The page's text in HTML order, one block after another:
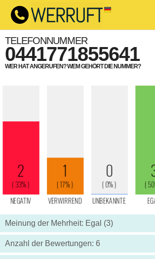
TELEFONNUMMER
0441771855641
WER HAT ANGERUFEN? WEM GEHÖRT DIE NUMMER?
Meinung der Mehrheit: Egal (3)
Anzahl der Bewertungen: 6